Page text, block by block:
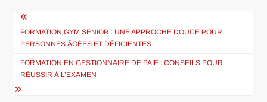
Navigation
de
l’article
FORMATION GYM SENIOR : UNE APPROCHE DOUCE POUR
PERSONNES ÂGÉES ET DÉFICIENTES
FORMATION EN GESTIONNAIRE DE PAIE : CONSEILS POUR
RÉUSSIR À L’EXAMEN